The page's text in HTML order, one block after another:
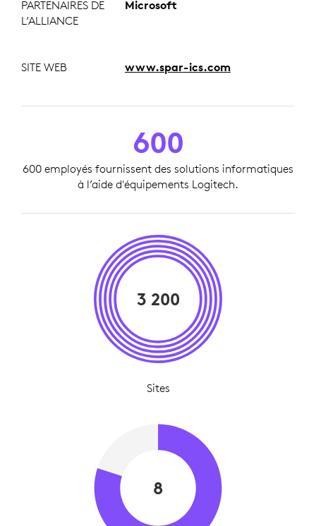
PARTENAIRES DE
L’ALLIANCE
Microsoft
SITE WEB www.spar-ics.com
600
600 employés fournissent des solutions informatiques
à l’aide d'équipements Logitech.
3 200
Sites
8